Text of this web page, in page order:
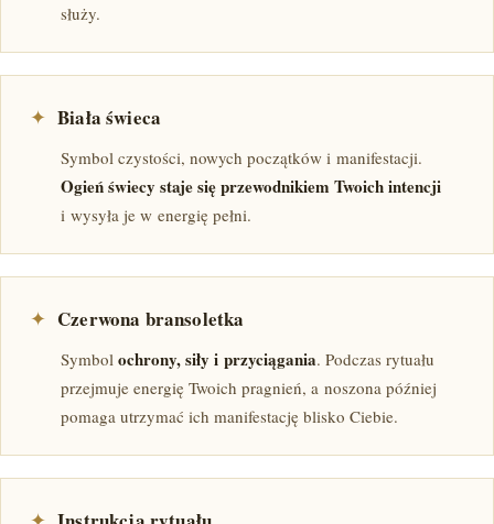
służy.
✦ Biała świeca
Symbol czystości, nowych początków i manifestacji.
Ogień świecy staje się przewodnikiem Twoich intencji
i wysyła je w energię pełni.
✦ Czerwona bransoletka
Symbol ochrony, siły i przyciągania. Podczas rytuału
przejmuje energię Twoich pragnień, a noszona później
pomaga utrzymać ich manifestację blisko Ciebie.